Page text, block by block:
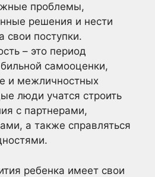
проблемы,
решения и нести
свои поступки.
– это период
самооценки,
и межличностных
люди учатся строить
с партнерами,
а также справляться
ребенка имеет свои